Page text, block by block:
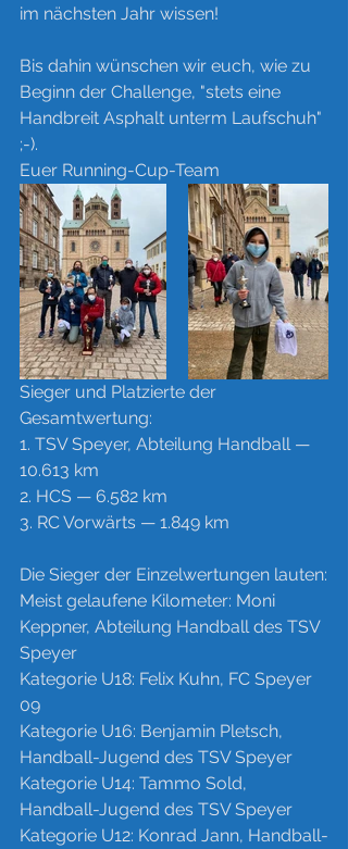
im nächsten Jahr wissen!
Bis dahin wünschen wir euch, wie zu
Beginn der Challenge, "stets eine
Handbreit Asphalt unterm Laufschuh"
;-).
Euer Running-Cup-Team
Sieger und Platzierte der
Gesamtwertung:
1. TSV Speyer, Abteilung Handball —
10.613 km
2. HCS — 6.582 km
3. RC Vorwärts — 1.849 km
Die Sieger der Einzelwertungen lauten:
Meist gelaufene Kilometer: Moni
Keppner, Abteilung Handball des TSV
Speyer
Kategorie U18: Felix Kuhn, FC Speyer
09
Kategorie U16: Benjamin Pletsch,
Handball-Jugend des TSV Speyer
Kategorie U14: Tammo Sold,
Handball-Jugend des TSV Speyer
Kategorie U12: Konrad Jann, Handball-